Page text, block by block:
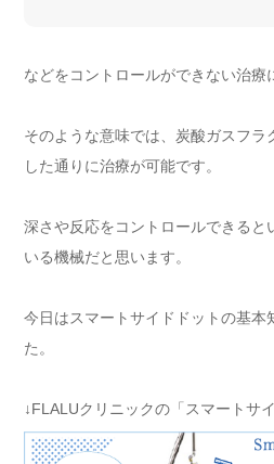
などをコントロールができない治療
そのような意味では、炭酸ガスフラ
した通りに治療が可能です。
深さや反応をコントロールできると
いる機械だと思います。
今日はスマートサイドドットの基本
た。
↓FLALUクリニックの「スマートサ